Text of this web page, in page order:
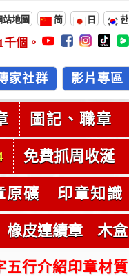
站地圖 简 日 한
千個。
家社群 影片專區
圖記、職章
免費抓周收涎
原礦 印章知識
橡皮連續章 木盒
五行介紹印章材質